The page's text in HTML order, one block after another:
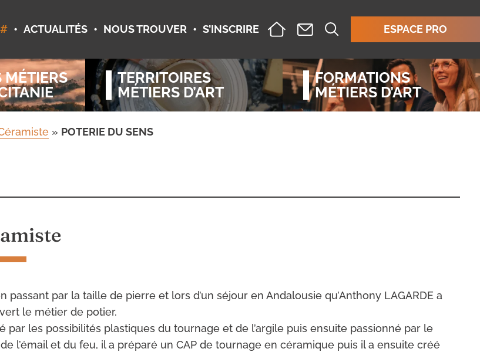
• ACTUALITÉS • NOUS TROUVER • S’INSCRIRE ESPACE PRO
MÉTIERS
TERRITOIRES
MÉTIERS D’ART
FORMATIONS
MÉTIERS D’ART
» POTERIE DU SENS
passant par la taille de pierre et lors d’un séjour en Andalousie qu’Anthony LAGARDE a
le métier de potier.
par les possibilités plastiques du tournage et de l’argile puis ensuite passionné par le
l’émail et du feu, il a préparé un CAP de tournage en céramique puis il a ensuite créé